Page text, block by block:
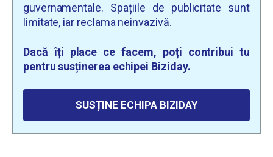
guvernamentale. Spațiile de publicitate sunt
limitate, iar reclama neinvazivă.
Dacă îți place ce facem, poți contribui tu
pentru susținerea echipei Biziday.
SUSȚINE ECHIPA BIZIDAY